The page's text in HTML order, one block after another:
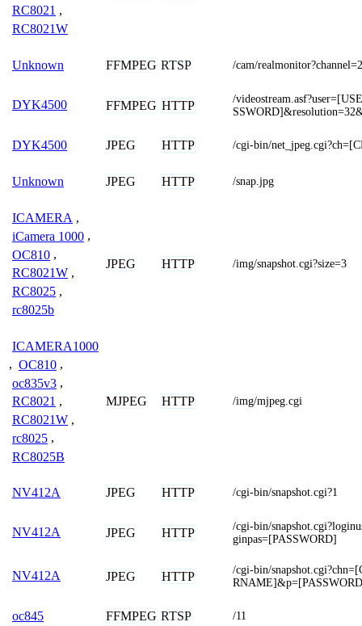
RC8021 ,
RC8021W
Unknown FFMPEG RTSP /cam/
DYK4500 FFMPEG HTTP
/
DYK4500 JPEG HTTP /cgi-bin/
Unknown JPEG HTTP /snap.jpg
ICAMERA ,
iCamera 1000 ,
OC810 ,
RC8021W ,
RC8025 ,
rc8025b
JPEG HTTP /img/snapshot.cgi?size=3
ICAMERA1000
, OC810 ,
oc835v3 ,
RC8021 ,
RC8021W ,
rc8025 ,
RC8025B
MJPEG HTTP /img/mjpeg.cgi
NV412A JPEG HTTP /cgi-bin/snapshot.cgi?1
NV412A JPEG HTTP
/cgi-bin/
ginpas=[PASSWORD]
NV412A JPEG HTTP
/cgi-bin/
oc845 FFMPEG RTSP /11